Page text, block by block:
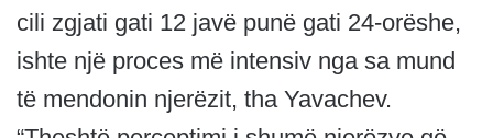
cili zgjati gati 12 javë punë gati 24-orëshe,
ishte një proces më intensiv nga sa mund
të mendonin njerëzit, tha Yavachev.